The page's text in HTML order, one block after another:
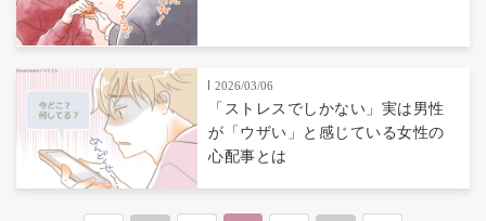
2026/03/06
「ストレスでしかない」実は男性
が「ウザい」と感じている女性の
心配事とは